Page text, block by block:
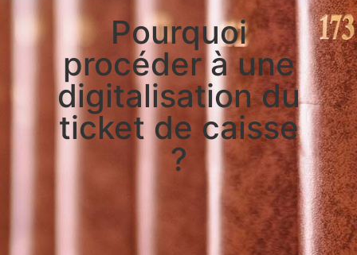
Pourquoi
procéder à une
digitalisation du
ticket de caisse
?